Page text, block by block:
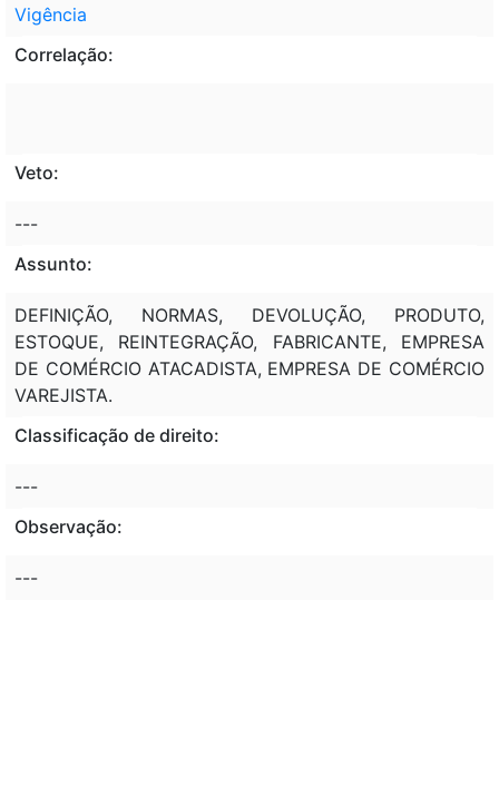
Vigência
Correlação:
Veto:
---
Assunto:
DEFINIÇÃO, NORMAS, DEVOLUÇÃO, PRODUTO,
ESTOQUE, REINTEGRAÇÃO, FABRICANTE, EMPRESA
DE COMÉRCIO ATACADISTA, EMPRESA DE COMÉRCIO
VAREJISTA.
Classificação de direito:
---
Observação:
---